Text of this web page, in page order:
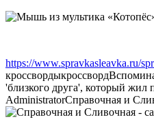
https://www.spravkasleavka.ru/
кроссвордыкроссворд
'близкого друга', который жил
AdministratorСправочная и